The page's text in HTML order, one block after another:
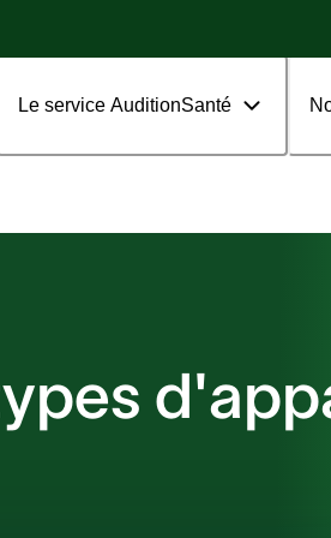
Le service AuditionSanté